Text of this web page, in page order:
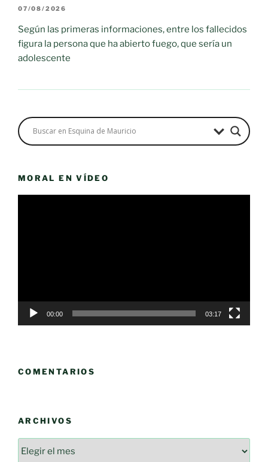
07/08/2026
Según las primeras informaciones, entre los fallecidos
figura la persona que ha abierto fuego, que sería un
adolescente
MORAL EN VÍDEO
00:00 03:17
COMENTARIOS
ARCHIVOS
Archivos